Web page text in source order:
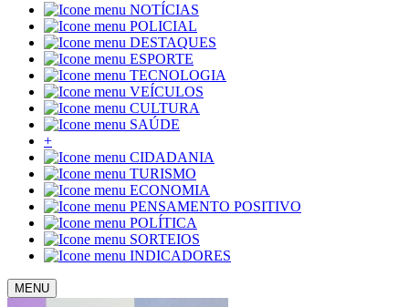
NOTÍCIAS
POLICIAL
DESTAQUES
ESPORTE
TECNOLOGIA
VEÍCULOS
CULTURA
SAÚDE
+
CIDADANIA
TURISMO
ECONOMIA
PENSAMENTO POSITIVO
POLÍTICA
SORTEIOS
INDICADORES
MENU